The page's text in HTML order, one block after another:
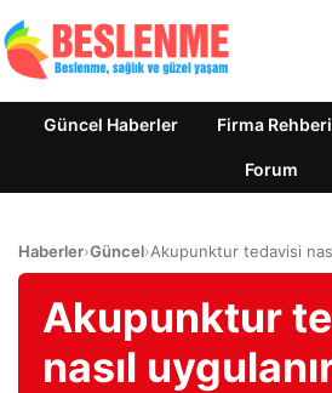
Güncel Haberler Firma Rehberi
Forum
Haberler›Güncel›Akupunktur tedavisi
Akupunktur
nasıl